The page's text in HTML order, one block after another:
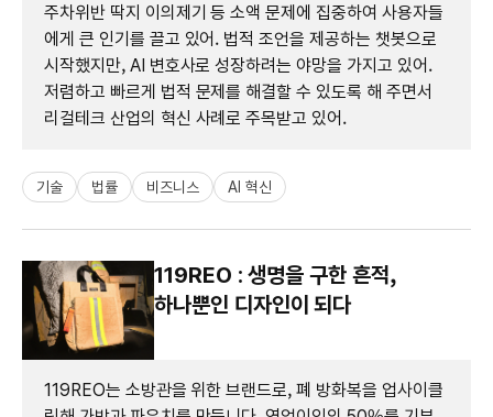
주차위반 딱지 이의제기 등 소액 문제에 집중하여 사용자들
에게 큰 인기를 끌고 있어. 법적 조언을 제공하는 챗봇으로
시작했지만, AI 변호사로 성장하려는 야망을 가지고 있어.
저렴하고 빠르게 법적 문제를 해결할 수 있도록 해 주면서
리걸테크 산업의 혁신 사례로 주목받고 있어.
기술 법률 비즈니스 AI 혁신
119REO : 생명을 구한 흔적,
하나뿐인 디자인이 되다
119REO는 소방관을 위한 브랜드로, 폐 방화복을 업사이클